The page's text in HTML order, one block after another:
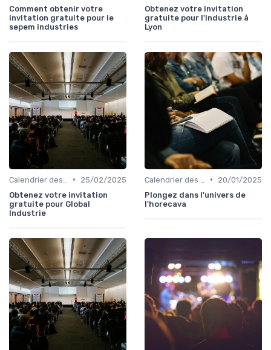
Comment obtenir votre
invitation gratuite pour le
sepem industries
Obtenez votre invitation
gratuite pour l'industrie à
Lyon
•
25/02/2025
Obtenez votre invitation
gratuite pour Global
Industrie
•
20/01/2025
Plongez dans l'univers de
l'horecava